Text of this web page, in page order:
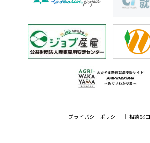
プライバシーポリシー 相談窓口